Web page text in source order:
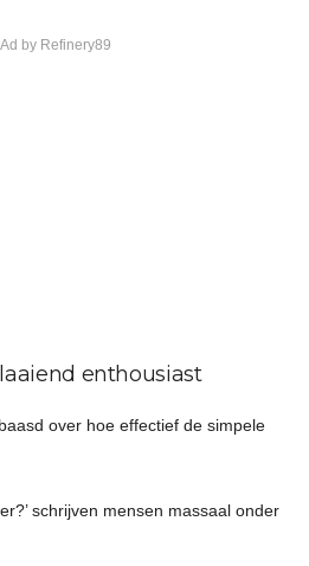
by Refinery89
enthousiast
over hoe effectief de simpele
schrijven mensen massaal onder